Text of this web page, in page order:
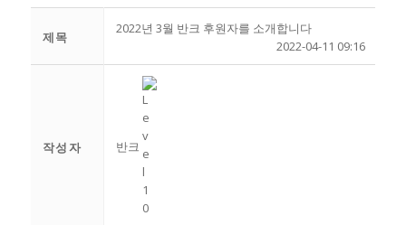
제목
2022년 3월 반크 후원자를 소개합니다
2022-04-11 09:16
작성자 반크